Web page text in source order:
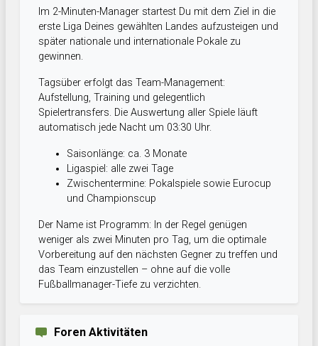
Im 2-Minuten-Manager startest Du mit dem Ziel in die
erste Liga Deines gewählten Landes aufzusteigen und
später nationale und internationale Pokale zu
gewinnen.
Tagsüber erfolgt das Team-Management:
Aufstellung, Training und gelegentlich
Spielertransfers. Die Auswertung aller Spiele läuft
automatisch jede Nacht um 03:30 Uhr.
Saisonlänge: ca. 3 Monate
Ligaspiel: alle zwei Tage
Zwischentermine: Pokalspiele sowie Eurocup
und Championscup
Der Name ist Programm: In der Regel genügen
weniger als zwei Minuten pro Tag, um die optimale
Vorbereitung auf den nächsten Gegner zu treffen und
das Team einzustellen – ohne auf die volle
Fußballmanager-Tiefe zu verzichten.
Foren Aktivitäten